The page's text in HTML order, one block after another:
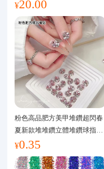
關於我們
伽服女
¥20.00
粉色高品肥方美甲堆鑽超閃春
夏新款堆堆鑽立體堆鑽球指甲
裝飾品
¥0.35